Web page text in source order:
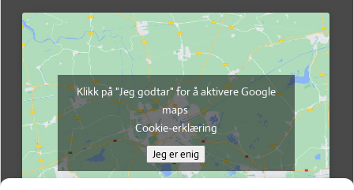
Klikk på "Jeg godtar" for å aktivere Google
maps
Cookie-erklæring
Jeg er enig